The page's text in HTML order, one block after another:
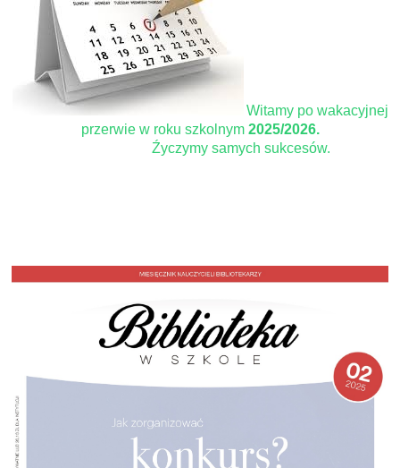
Witamy po wakacyjnej
przerwie w roku szkolnym2025/2026.
Źyczymy samych sukcesów.